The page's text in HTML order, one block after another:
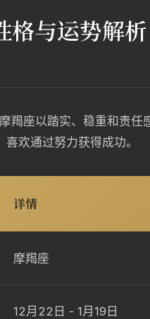
格与运势解析
羯座以踏实、稳重和责
欢通过努力获得成功。
详情
摩羯座
12月22日 - 1月19日